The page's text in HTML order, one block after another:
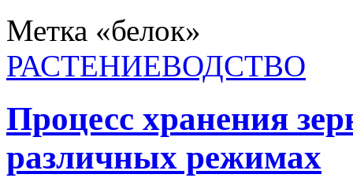
Метка «белок»
РАСТЕНИЕВОДСТВО
Процесс хранения
различных режимах